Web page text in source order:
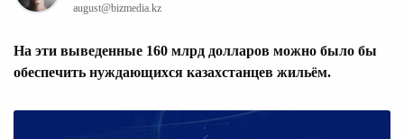
august@bizmedia.kz
На эти выведенные 160 млрд долларов можно было бы
обеспечить нуждающихся казахстанцев жильём.